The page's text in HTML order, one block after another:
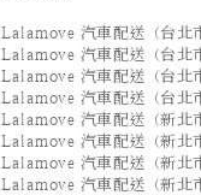
Lalamove 汽車配送（台北
Lalamove 汽車配送（台北
Lalamove 汽車配送（台北
Lalamove 汽車配送（台北
Lalamove 汽車配送（新北
Lalamove 汽車配送（新北
Lalamove 汽車配送（新北
Lalamove 汽車配送（新北